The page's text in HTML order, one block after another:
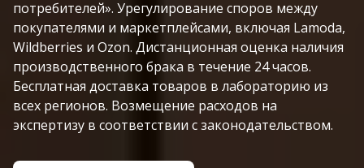
потребителей». Урегулирование споров между
покупателями и маркетплейсами, включая Lamoda,
Wildberries и Ozon. Дистанционная оценка наличия
производственного брака в течение 24 часов.
Бесплатная доставка товаров в лабораторию из
всех регионов. Возмещение расходов на
экспертизу в соответствии с законодательством.